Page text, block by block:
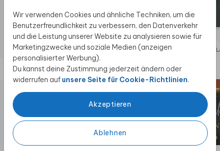
Wir verwenden Cookies und ähnliche Techniken, um die
Benutzerfreundlichkeit zu verbessern, den Datenverkehr
und die Leistung unserer Website zu analysieren sowie für
Marketingzwecke und soziale Medien (anzeigen
personalisierter Werbung).
Du kannst deine Zustimmung jederzeit ändern oder
widerrufen auf unsere Seite für Cookie-Richtlinien.
Akzeptieren
Ablehnen
EINLADUNG
Diese Produkte könnten dir auch gefallen